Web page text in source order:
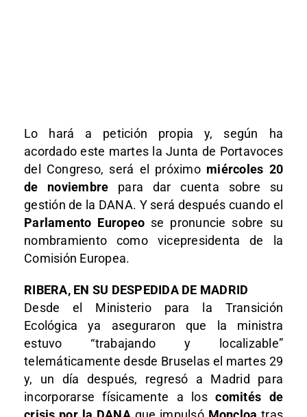
Lo hará a petición propia y, según ha
acordado este martes la Junta de Portavoces
del Congreso, será el próximo miércoles 20
de noviembre para dar cuenta sobre su
gestión de la DANA. Y será después cuando el
Parlamento Europeo se pronuncie sobre su
nombramiento como vicepresidenta de la
Comisión Europea.
RIBERA, EN SU DESPEDIDA DE MADRID
Desde el Ministerio para la Transición
Ecológica ya aseguraron que la ministra
estuvo “trabajando y localizable”
telemáticamente desde Bruselas el martes 29
y, un día después, regresó a Madrid para
incorporarse físicamente a loscomités de